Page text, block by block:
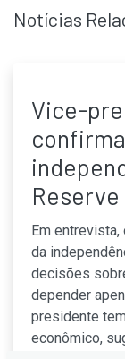
Notícias
Vice-
Reserve
Em
da
decisões
depender
presidente
econômico,